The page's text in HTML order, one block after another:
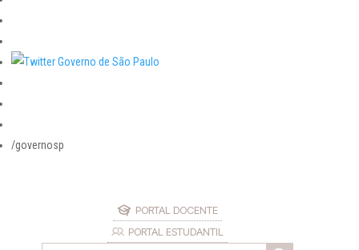
/governosp
PORTAL DOCENTE
PORTAL ESTUDANTIL